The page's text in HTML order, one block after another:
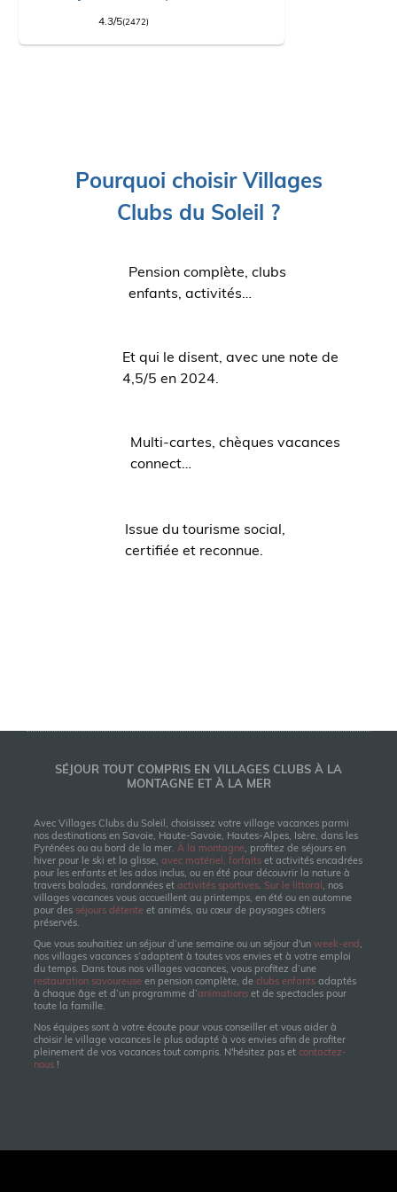
4.3/5(2472)
Pourquoi choisir Villages
Clubs du Soleil ?
Pension complète, clubs
enfants, activités…
Et qui le disent, avec une note de
4,5/5 en 2024.
Multi-cartes, chèques vacances
connect…
Issue du tourisme social,
certifiée et reconnue.
SÉJOUR TOUT COMPRIS EN VILLAGES CLUBS À LA
MONTAGNE ET À LA MER
Avec Villages Clubs du Soleil, choisissez votre village vacances parmi
nos destinations en Savoie, Haute-Savoie, Hautes-Alpes, Isère, dans les
Pyrénées ou au bord de la mer. À la montagne , profitez de séjours en
hiver pour le ski et la glisse, avec matériel, forfaits et activités encadrées
pour les enfants et les ados inclus, ou en été pour découvrir la nature à
travers balades, randonnées et activités sportives Sur le littoral , nos
villages vacances vous accueillent au printemps, en été ou en automne
pour des séjours détente et animés, au cœur de paysages côtiers
préservés.
Que vous souhaitiez un séjour d’une semaine ou un séjour d'un week-end
nos villages vacances s’adaptent à toutes vos envies et à votre emploi
du temps. Dans tous nos villages vacances, vous profitez d’une
restauration savoureuse en pension complète, de clubs enfants adaptés
à chaque âge et d’un programme d’animations et de spectacles pour
toute la famille.
Nos équipes sont à votre écoute pour vous conseiller et vous aider à
choisir le village vacances le plus adapté à vos envies afin de profiter
pleinement de vos vacances tout compris. N'hésitez pas et contactez-
nous !